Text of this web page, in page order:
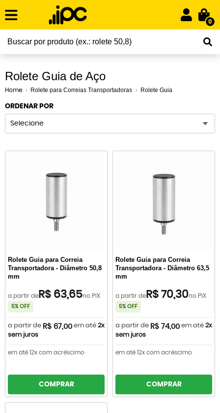
0
Rolete Guia de Aço
Home Rolete para Correias Transportadoras Rolete Guia
ORDENAR POR
Selecione
Rolete Guia para Correia
Transportadora - Diâmetro 50,8
mm
a partir de R$ 63,65no PIX
5% OFF
a partir de R$ 67,00 em até 2x
sem juros
em até 12x com acréscimo
COMPRAR
Rolete Guia para Correia
Transportadora - Diâmetro 63,5
mm
a partir de R$ 70,30no PIX
5% OFF
a partir de R$ 74,00 em até 2x
sem juros
em até 12x com acréscimo
COMPRAR